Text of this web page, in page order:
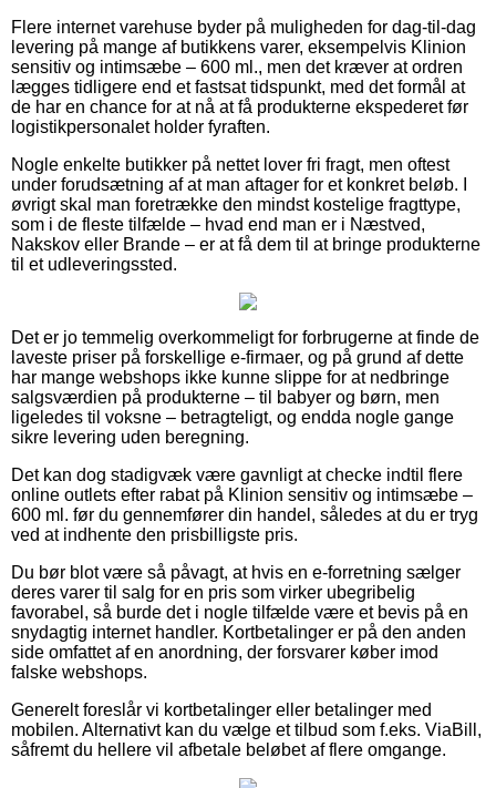
Flere internet varehuse byder på muligheden for dag-til-dag
levering på mange af butikkens varer, eksempelvis Klinion
sensitiv og intimsæbe – 600 ml., men det kræver at ordren
lægges tidligere end et fastsat tidspunkt, med det formål at
de har en chance for at nå at få produkterne ekspederet før
logistikpersonalet holder fyraften.
Nogle enkelte butikker på nettet lover fri fragt, men oftest
under forudsætning af at man aftager for et konkret beløb. I
øvrigt skal man foretrække den mindst kostelige fragttype,
som i de fleste tilfælde – hvad end man er i Næstved,
Nakskov eller Brande – er at få dem til at bringe produkterne
til et udleveringssted.
Det er jo temmelig overkommeligt for forbrugerne at finde de
laveste priser på forskellige e-firmaer, og på grund af dette
har mange webshops ikke kunne slippe for at nedbringe
salgsværdien på produkterne – til babyer og børn, men
ligeledes til voksne – betragteligt, og endda nogle gange
sikre levering uden beregning.
Det kan dog stadigvæk være gavnligt at checke indtil flere
online outlets efter rabat på Klinion sensitiv og intimsæbe –
600 ml. før du gennemfører din handel, således at du er tryg
ved at indhente den prisbilligste pris.
Du bør blot være så påvagt, at hvis en e-forretning sælger
deres varer til salg for en pris som virker ubegribelig
favorabel, så burde det i nogle tilfælde være et bevis på en
snydagtig internet handler. Kortbetalinger er på den anden
side omfattet af en anordning, der forsvarer køber imod
falske webshops.
Generelt foreslår vi kortbetalinger eller betalinger med
mobilen. Alternativt kan du vælge et tilbud som f.eks. ViaBill,
såfremt du hellere vil afbetale beløbet af flere omgange.